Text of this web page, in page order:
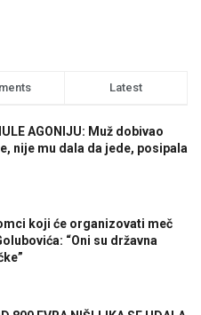
Latest
AGONIJU: Muž dobivao
nije mu dala da jede, posipala
koji će organizovati meč
“Oni su državna